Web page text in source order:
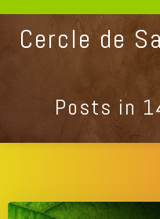
Aller
contenuCercle de
Posts in